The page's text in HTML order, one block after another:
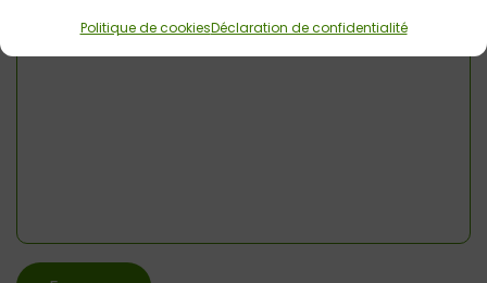
Politique de cookiesDéclaration de confidentialité